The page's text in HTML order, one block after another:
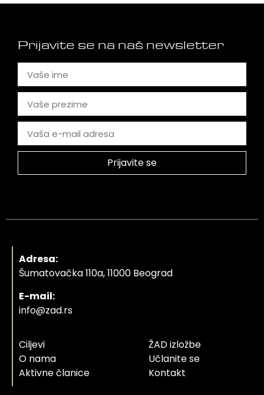
Prijavite se na naš newsletter
Prijavite se
Adresa:
Šumatovačka 110a, 11000 Beograd
E-mail:
info@zad.rs
Ciljevi
O nama
Aktivne članice
ŽAD izložbe
Učlanite se
Kontakt